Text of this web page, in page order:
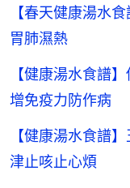
【春天健康湯水
胃肺濕熱
【健康湯水食譜
增免疫力防作病
【健康湯水食譜
津止咳止心煩